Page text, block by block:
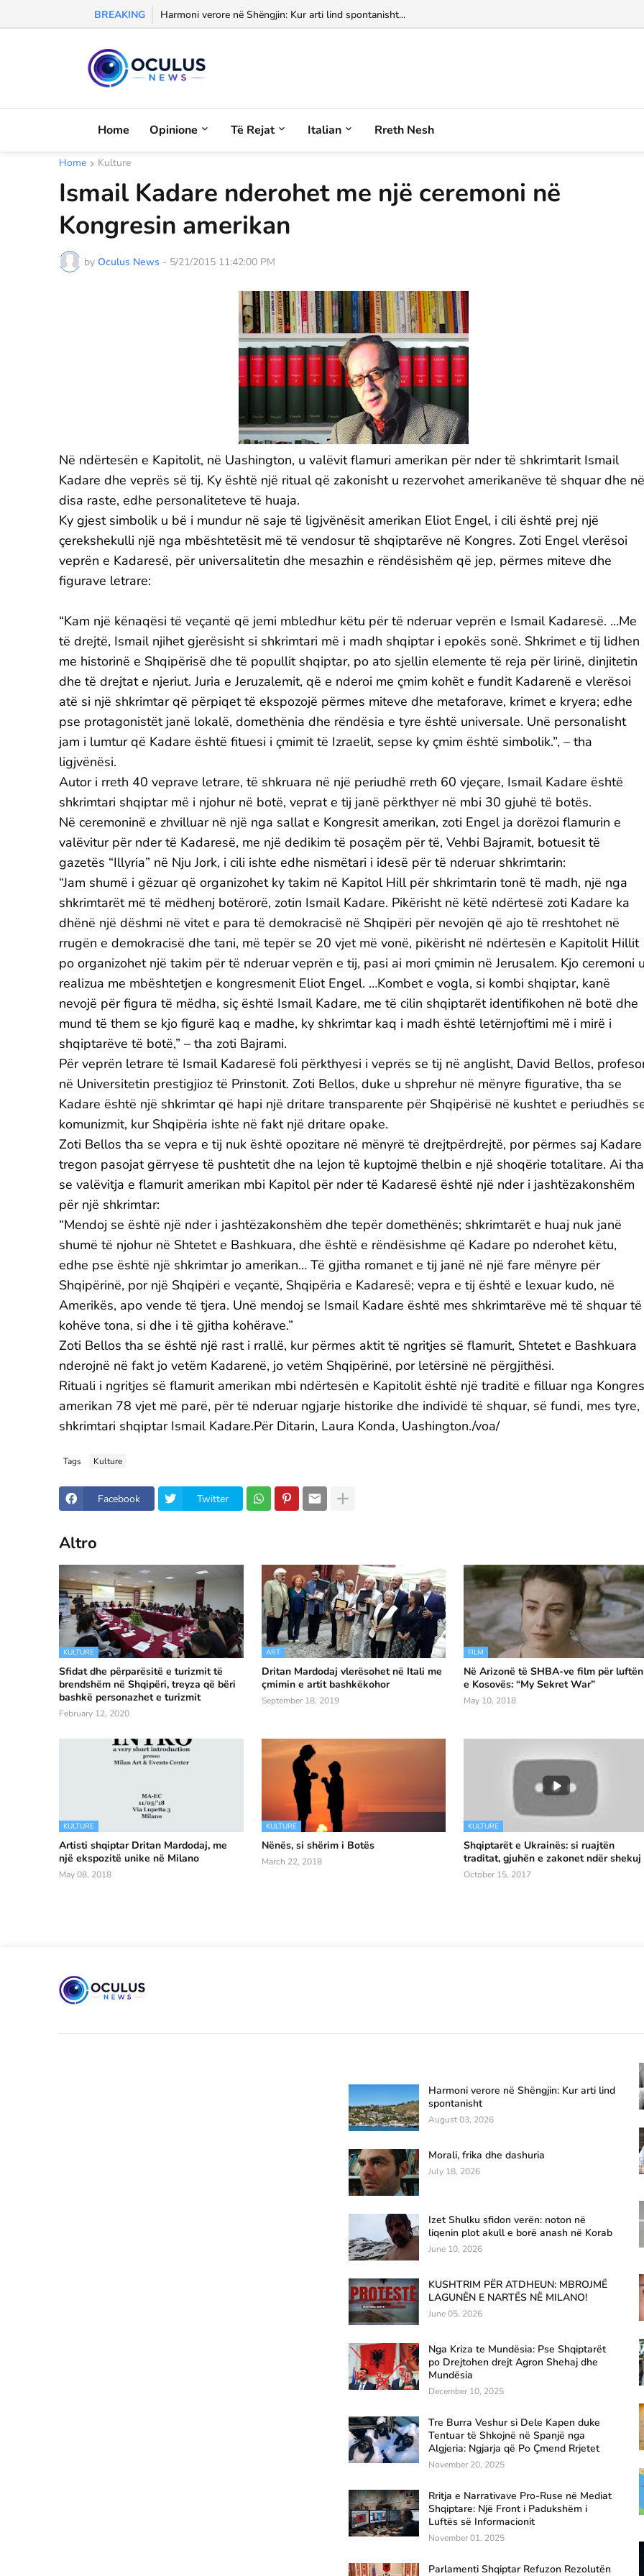
BREAKING Harmoni verore në Shëngjin: Kur arti lind spontanisht...
Morali, frika dhe dashuria...
Home Opinione Të Rejat Italian Rreth Nesh
Home Kulture
Ismail Kadare nderohet me një ceremoni në
Kongresin amerikan
by Oculus News - 5/21/2015 11:42:00 PM
Në ndërtesën e Kapitolit, në Uashington, u valëvit flamuri amerikan për nder të shkrimtarit Ismail
Kadare dhe veprës së tij. Ky është një ritual që zakonisht u rezervohet amerikanëve të shquar dhe në
disa raste, edhe personaliteteve të huaja.
Ky gjest simbolik u bë i mundur në saje të ligjvënësit amerikan Eliot Engel, i cili është prej një
çerekshekulli një nga mbështetësit më të vendosur të shqiptarëve në Kongres. Zoti Engel vlerësoi
veprën e Kadaresë, për universalitetin dhe mesazhin e rëndësishëm që jep, përmes miteve dhe
figurave letrare:
“Kam një kënaqësi të veçantë që jemi mbledhur këtu për të nderuar veprën e Ismail Kadaresë. …Me
të drejtë, Ismail njihet gjerësisht si shkrimtari më i madh shqiptar i epokës sonë. Shkrimet e tij lidhen
me historinë e Shqipërisë dhe të popullit shqiptar, po ato sjellin elemente të reja për lirinë, dinjitetin
dhe të drejtat e njeriut. Juria e Jeruzalemit, që e nderoi me çmim kohët e fundit Kadarenë e vlerësoi
atë si një shkrimtar që përpiqet të ekspozojë përmes miteve dhe metaforave, krimet e kryera; edhe
pse protagonistët janë lokalë, domethënia dhe rëndësia e tyre është universale. Unë personalisht
jam i lumtur që Kadare është fituesi i çmimit të Izraelit, sepse ky çmim është simbolik.”, – tha
ligjvënësi.
Autor i rreth 40 veprave letrare, të shkruara në një periudhë rreth 60 vjeçare, Ismail Kadare është
shkrimtari shqiptar më i njohur në botë, veprat e tij janë përkthyer në mbi 30 gjuhë të botës.
Në ceremoninë e zhvilluar në një nga sallat e Kongresit amerikan, zoti Engel ja dorëzoi flamurin e
valëvitur për nder të Kadaresë, me një dedikim të posaçëm për të, Vehbi Bajramit, botuesit të
gazetës “Illyria” në Nju Jork, i cili ishte edhe nismëtari i idesë për të nderuar shkrimtarin:
“Jam shumë i gëzuar që organizohet ky takim në Kapitol Hill për shkrimtarin tonë të madh, një nga
shkrimtarët më të mëdhenj botërorë, zotin Ismail Kadare. Pikërisht në këtë ndërtesë zoti Kadare ka
dhënë një dëshmi në vitet e para të demokracisë në Shqipëri për nevojën që ajo të rreshtohet në
rrugën e demokracisë dhe tani, më tepër se 20 vjet më vonë, pikërisht në ndërtesën e Kapitolit Hillit
po organizohet një takim për të nderuar veprën e tij, pasi ai mori çmimin në Jerusalem. Kjo ceremoni
realizua me mbështetjen e kongresmenit Eliot Engel. …Kombet e vogla, si kombi shqiptar, kanë
nevojë për figura të mëdha, siç është Ismail Kadare, me të cilin shqiptarët identifikohen në botë dhe
mund të them se kjo figurë kaq e madhe, ky shkrimtar kaq i madh është letërnjoftimi më i mirë i
shqiptarëve të botë,” – tha zoti Bajrami.
Për veprën letrare të Ismail Kadaresë foli përkthyesi i veprës se tij në anglisht, David Bellos,
në Universitetin prestigjioz të Prinstonit. Zoti Bellos, duke u shprehur në mënyre figurative, tha se
Kadare është një shkrimtar që hapi një dritare transparente për Shqipërisë në kushtet e periudhës
komunizmit, kur Shqipëria ishte në fakt një dritare opake.
Zoti Bellos tha se vepra e tij nuk është opozitare në mënyrë të drejtpërdrejtë, por përmes saj Kadare
tregon pasojat gërryese të pushtetit dhe na lejon të kuptojmë thelbin e një shoqërie totalitare. Ai tha
se valëvitja e flamurit amerikan mbi Kapitol për nder të Kadaresë është një nder i jashtëzakonshëm
për një shkrimtar:
“Mendoj se është një nder i jashtëzakonshëm dhe tepër domethënës; shkrimtarët e huaj nuk janë
shumë të njohur në Shtetet e Bashkuara, dhe është e rëndësishme që Kadare po nderohet këtu,
edhe pse është një shkrimtar jo amerikan… Të gjitha romanet e tij janë në një fare mënyre për
Shqipërinë, por një Shqipëri e veçantë, Shqipëria e Kadaresë; vepra e tij është e lexuar kudo, në
Amerikës, apo vende të tjera. Unë mendoj se Ismail Kadare është mes shkrimtarëve më të shquar të
kohëve tona, si dhe i të gjitha kohërave.”
Zoti Bellos tha se është një rast i rrallë, kur përmes aktit të ngritjes së flamurit, Shtetet e Bashkuara
nderojnë në fakt jo vetëm Kadarenë, jo vetëm Shqipërinë, por letërsinë në përgjithësi.
Rituali i ngritjes së flamurit amerikan mbi ndërtesën e Kapitolit është një traditë e filluar nga
amerikan 78 vjet më parë, për të nderuar ngjarje historike dhe individë të shquar, së fundi, mes tyre,
shkrimtari shqiptar Ismail Kadare.Për Ditarin, Laura Konda, Uashington./voa/
Tags Kulture
Facebook Twitter
Altro
KULTURE
Sfidat dhe përparësitë e turizmit të
brendshëm në Shqipëri, treyza që bëri
bashkë personazhet e turizmit
February 12, 2020
ART
Dritan Mardodaj vlerësohet në Itali me
çmimin e artit bashkëkohor
September 18, 2019
FILM
Në Arizonë të SHBA-ve film për luftën
e Kosovës: “My Sekret War”
May 10, 2018
KULTURE
Artisti shqiptar Dritan Mardodaj, me
një ekspozitë unike në Milano
May 08, 2018
KULTURE
Nënës, si shërim i Botës
March 22, 2018
KULTURE
Shqiptarët e Ukrainës: si ruajtën
traditat, gjuhën e zakonet ndër shekuj
October 15, 2017
Harmoni verore në Shëngjin: Kur arti lind
spontanisht
August 03, 2026
Morali, frika dhe dashuria
July 18, 2026
Izet Shulku sfidon verën: noton në
liqenin plot akull e borë anash në Korab
June 10, 2026
KUSHTRIM PËR ATDHEUN: MBROJMË
LAGUNËN E NARTËS NË MILANO!
June 05, 2026
Nga Kriza te Mundësia: Pse Shqiptarët
po Drejtohen drejt Agron Shehaj dhe
Mundësia
December 10, 2025
Tre Burra Veshur si Dele Kapen duke
Tentuar të Shkojnë në Spanjë nga
Algjeria: Ngjarja që Po Çmend Rrjetet
November 20, 2025
Rritja e Narrativave Pro-Ruse në Mediat
Shqiptare: Një Front i Padukshëm i
Luftës së Informacionit
November 01, 2025
Parlamenti Shqiptar Refuzon Rezolutën